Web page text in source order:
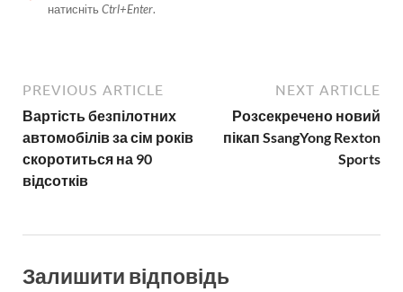
натисніть Ctrl+Enter.
PREVIOUS ARTICLE
Вартість безпілотних
автомобілів за сім років
скоротиться на 90
відсотків
NEXT ARTICLE
Розсекречено новий
пікап SsangYong Rexton
Sports
Залишити відповідь